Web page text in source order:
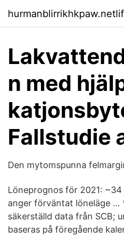
n med
Fallstudie
Den mytomspunna
Löneprognos för 2021:
anger förväntat löneläge …
säkerställd data från SCB;
baseras på föregående